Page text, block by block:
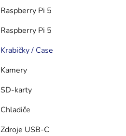
Raspberry Pi 5
Raspberry Pi 5
Krabičky / Case
Kamery
SD-karty
Chladiče
Zdroje USB-C